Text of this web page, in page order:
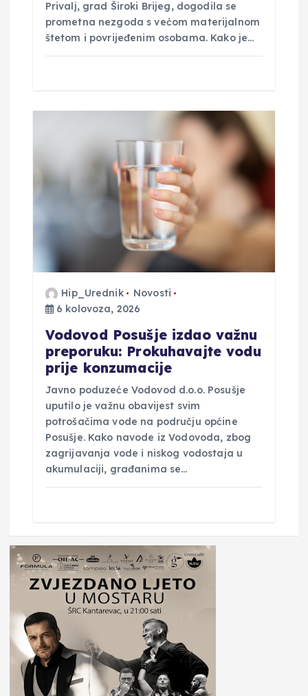
Privalj, grad Široki Brijeg, dogodila se
prometna nezgoda s većom materijalnom
štetom i povrijeđenim osobama. Kako je…
Hip_Urednik
Novosti
6 kolovoza, 2026
Vodovod Posušje izdao važnu
preporuku: Prokuhavajte vodu
prije konzumacije
Javno poduzeće Vodovod d.o.o. Posušje
uputilo je važnu obavijest svim
potrošačima vode na području općine
Posušje. Kako navode iz Vodovoda, zbog
zagrijavanja vode i niskog vodostaja u
akumulaciji, građanima se…